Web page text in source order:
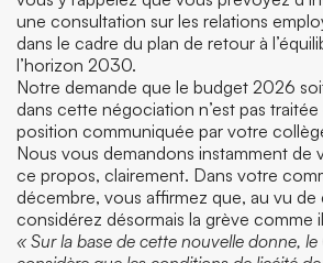
une consultation sur les relations
dans le cadre du plan de retour à
l’horizon 2030.
Notre demande que le budget 2026
dans cette négociation n’est pas
position communiquée par votre
Nous vous demandons instamment de
ce propos, clairement. Dans votre
décembre, vous affirmez que, au vu de
considérez désormais la grève comme
« Sur la base de cette nouvelle donne, le